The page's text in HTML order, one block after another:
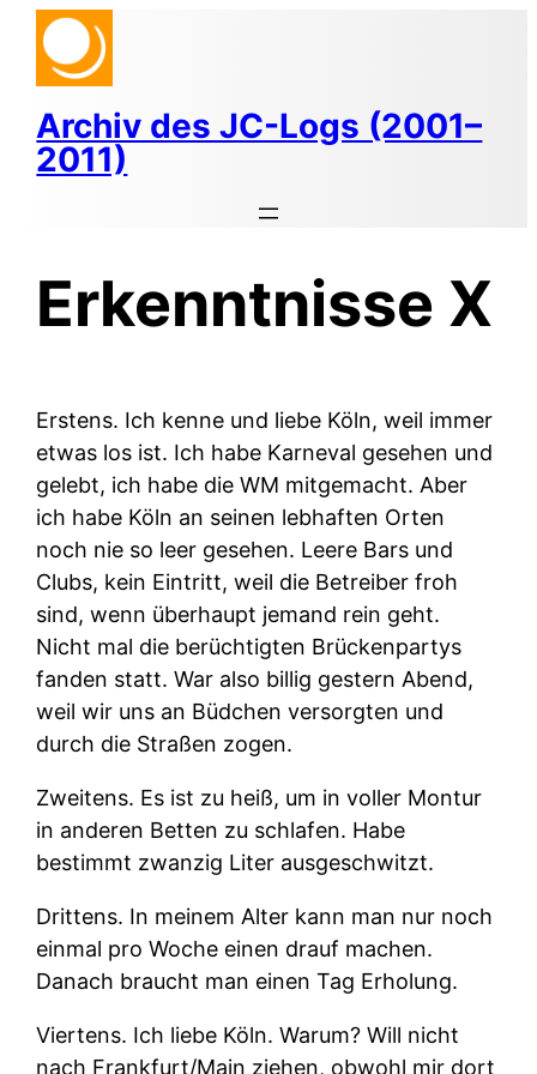
Zum
Inhalt
springen
Archiv des JC-Logs (2001–
2011)
Erkenntnisse X
Erstens. Ich kenne und liebe Köln, weil immer
etwas los ist. Ich habe Karneval gesehen und
gelebt, ich habe die WM mitgemacht. Aber
ich habe Köln an seinen lebhaften Orten
noch nie so leer gesehen. Leere Bars und
Clubs, kein Eintritt, weil die Betreiber froh
sind, wenn überhaupt jemand rein geht.
Nicht mal die berüchtigten Brückenpartys
fanden statt. War also billig gestern Abend,
weil wir uns an Büdchen versorgten und
durch die Straßen zogen.
Zweitens. Es ist zu heiß, um in voller Montur
in anderen Betten zu schlafen. Habe
bestimmt zwanzig Liter ausgeschwitzt.
Drittens. In meinem Alter kann man nur noch
einmal pro Woche einen drauf machen.
Danach braucht man einen Tag Erholung.
Viertens. Ich liebe Köln. Warum? Will nicht
nach Frankfurt/Main ziehen, obwohl mir dort